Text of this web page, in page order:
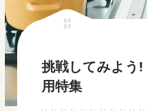
挑戦してみよう
用特集